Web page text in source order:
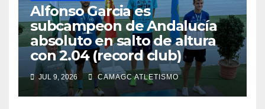
Alfonso Garcia es
subcampeon de Andalucía
absoluto en salto de altura
con 2.04 (record club)
JUL 9, 2026 CAMAGC ATLETISMO